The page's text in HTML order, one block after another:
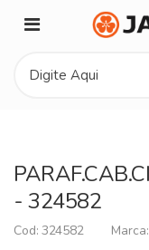
- 324582
324582